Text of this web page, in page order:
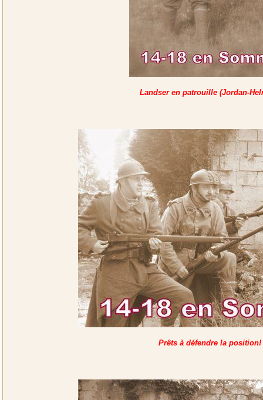
Landser en patrouille (Jordan-
Prêts à défendre la position!